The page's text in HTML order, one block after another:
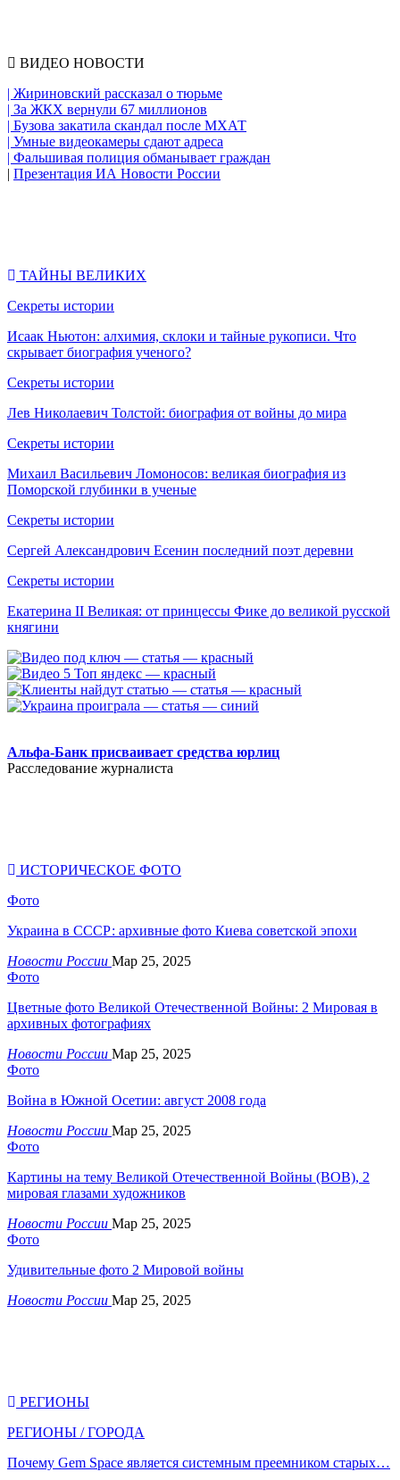
ВИДЕО НОВОСТИ
| Жириновский рассказал о тюрьме
| За ЖКХ вернули 67 миллионов
| Бузова закатила скандал после МХАТ
| Умные видеокамеры сдают адреса
| Фальшивая полиция обманывает граждан
| Презентация ИА Новости России
ТАЙНЫ ВЕЛИКИХ
Секреты истории
Исаак Ньютон: алхимия, склоки и тайные рукописи. Что
скрывает биография ученого?
Секреты истории
Лев Николаевич Толстой: биография от войны до мира
Секреты истории
Михаил Васильевич Ломоносов: великая биография из
Поморской глубинки в ученые
Секреты истории
Сергей Александрович Есенин последний поэт деревни
Секреты истории
Екатерина II Великая: от принцессы Фике до великой русской
княгини
Альфа-Банк присваивает средства юрлиц
Расследование журналиста
ИСТОРИЧЕСКОЕ ФОТО
Фото
Украина в СССР: архивные фото Киева советской эпохи
Новости России Мар 25, 2025
Фото
Цветные фото Великой Отечественной Войны: 2 Мировая в
архивных фотографиях
Новости России Мар 25, 2025
Фото
Война в Южной Осетии: август 2008 года
Новости России Мар 25, 2025
Фото
Картины на тему Великой Отечественной Войны (ВОВ), 2
мировая глазами художников
Новости России Мар 25, 2025
Фото
Удивительные фото 2 Мировой войны
Новости России Мар 25, 2025
РЕГИОНЫ
РЕГИОНЫ / ГОРОДА
Почему Gem Space является системным преемником старых…